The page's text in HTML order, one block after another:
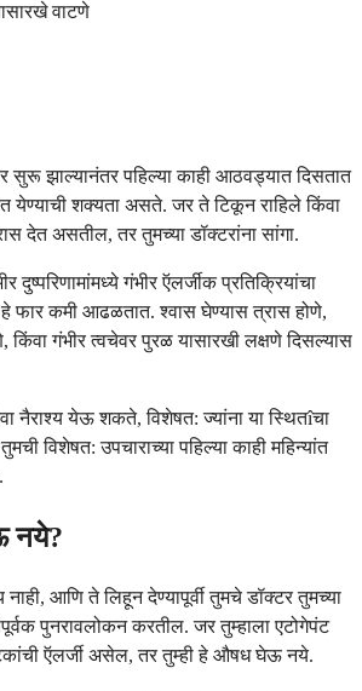
वाटणे
सुरू झाल्यानंतर पहिल्या काही आठवड्यात दिसतात
येण्याची शक्यता असते. जर ते टिकून राहिले किंवा
देत असतील, तर तुमच्या डॉक्टरांना सांगा.
दुष्परिणामांमध्ये गंभीर ऍलर्जीक प्रतिक्रियांचा
फार कमी आढळतात. श्वास घेण्यास त्रास होणे,
गंभीर त्वचेवर पुरळ यासारखी लक्षणे दिसल्यास
नैराश्य येऊ शकते, विशेषत: ज्यांना या स्थितîचा
विशेषत: उपचाराच्या पहिल्या काही महिन्यांत
नये?
नाही, आणि ते लिहून देण्यापूर्वी तुमचे डॉक्टर तुमच्या
पुनरावलोकन करतील. जर तुम्हाला एटोगेपंट
ऍलर्जी असेल, तर तुम्ही हे औषध घेऊ नये.